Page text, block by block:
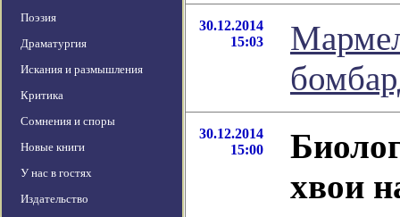
Поэзия
Драматургия
Искания и размышления
Критика
Сомнения и споры
Новые книги
У нас в гостях
Издательство
30.12.2014
15:03
30.12.2014
15:00
хвои